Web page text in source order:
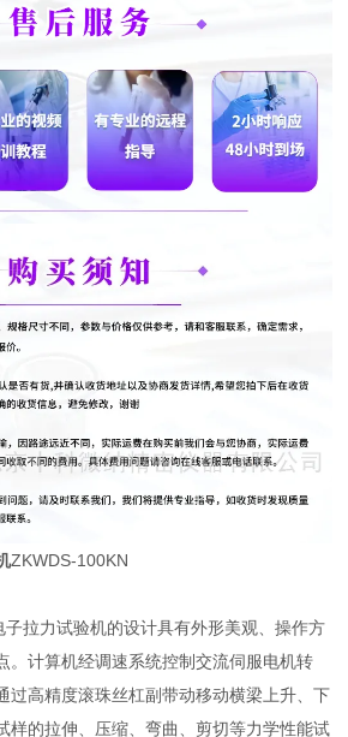
ZKWDS-100KN
拉力试验机的设计具有外形美观、操作方
。计算机经调速系统控制交流伺服电机转
过高精度滚珠丝杠副带动移动横梁上升、下
样的拉伸、压缩、弯曲、剪切等力学性能试